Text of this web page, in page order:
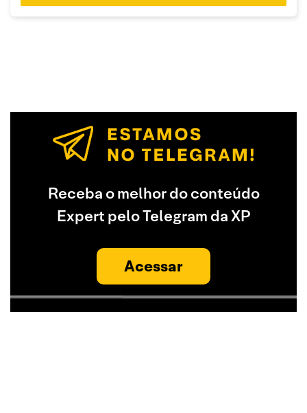
Receba o melhor do conteúdo
Expert pelo Telegram da XP
Acessar